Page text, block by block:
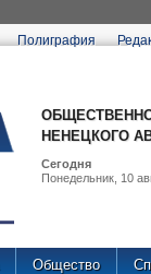
Полиграфия
НЕНЕЦКОГО
Сегодня
Понедельник, 10
Общество